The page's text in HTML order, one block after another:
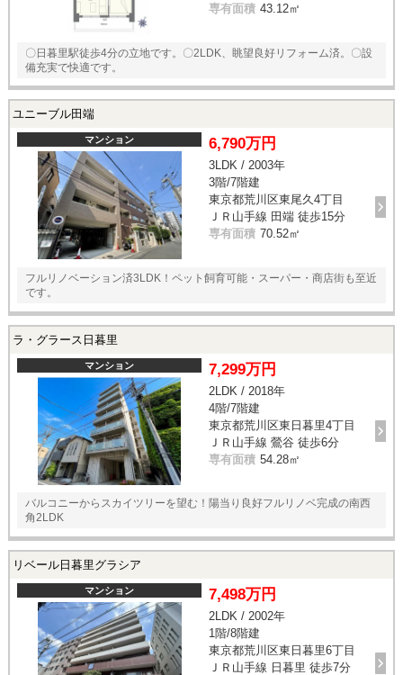
専有面積 43.12㎡
〇日暮里駅徒歩4分の立地です。〇2LDK、眺望良好リフォーム済。〇設
備充実で快適です。
ユニーブル田端
マンション 6,790万円
3LDK / 2003年
3階/7階建
東京都荒川区東尾久4丁目
ＪＲ山手線 田端 徒歩15分
専有面積 70.52㎡
フルリノベーション済3LDK！ペット飼育可能・スーパー・商店街も至近
です。
ラ・グラース日暮里
マンション 7,299万円
2LDK / 2018年
4階/7階建
東京都荒川区東日暮里4丁目
ＪＲ山手線 鶯谷 徒歩6分
専有面積 54.28㎡
バルコニーからスカイツリーを望む！陽当り良好フルリノベ完成の南西
角2LDK
リベール日暮里グラシア
マンション 7,498万円
2LDK / 2002年
1階/8階建
東京都荒川区東日暮里6丁目
ＪＲ山手線 日暮里 徒歩7分